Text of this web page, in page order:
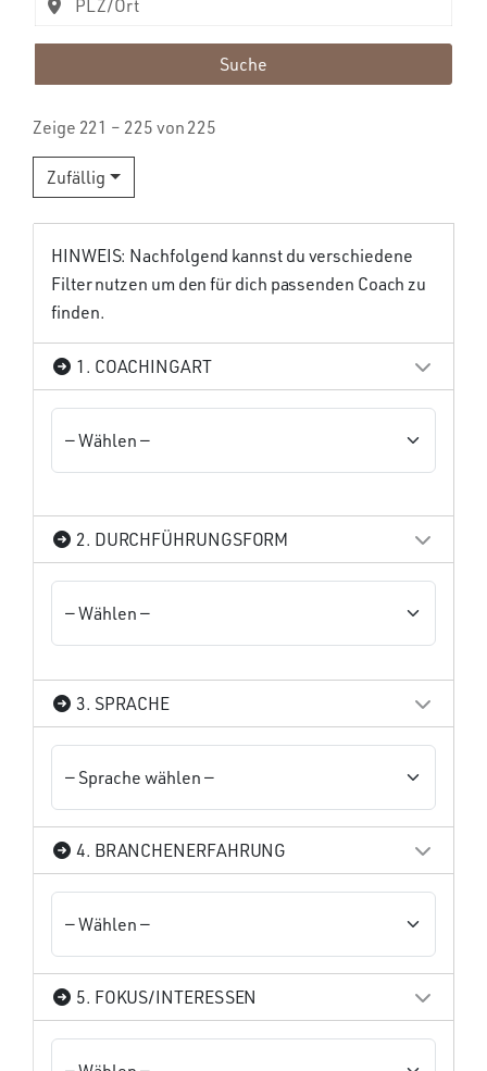
Suche
Zeige 221 – 225 von 225
Zufällig
HINWEIS: Nachfolgend kannst du verschiedene
Filter nutzen um den für dich passenden Coach zu
finden.
1. COACHINGART
2. DURCHFÜHRUNGSFORM
3. SPRACHE
4. BRANCHENERFAHRUNG
5. FOKUS/INTERESSEN